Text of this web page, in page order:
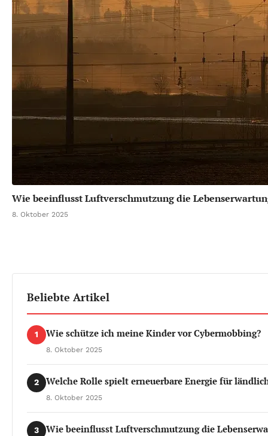
Wie beeinflusst Luftverschmutzung die
8. Oktober 2025
Beliebte Artikel
1 Wie schütze ich meine Kinder vor Cybermobbing?
8. Oktober 2025
2 Welche Rolle spielt erneuerbare Energie für
8. Oktober 2025
3 Wie beeinflusst Luftverschmutzung die